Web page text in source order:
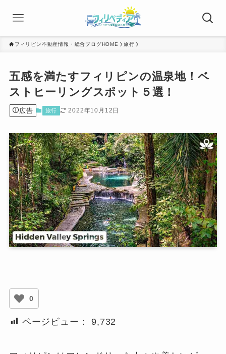
フィリピン不動産情報・総合ブログHOME 旅行
五感を満たすフィリピンの温泉地！ベ
ストヒーリングスポット５選！
広告 旅行 2022年10月12日
0
ページビュー： 9,732